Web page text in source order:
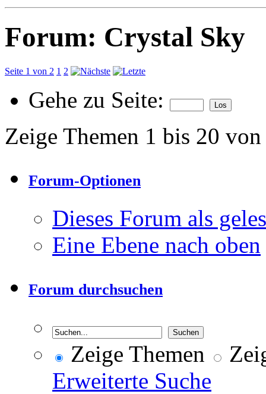
Forum: Crystal Sky
Seite 1 von 2 1 2
Gehe zu Seite:
Zeige Themen 1 bis 20
Forum-Optionen
Dieses Forum als
Eine Ebene nach oben
Forum durchsuchen
Zeige Themen
Erweiterte Suche